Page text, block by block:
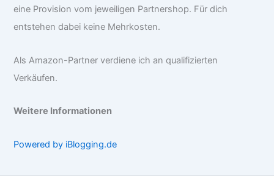
eine Provision vom jeweiligen Partnershop. Für dich
entstehen dabei keine Mehrkosten.
Als Amazon-Partner verdiene ich an qualifizierten
Verkäufen.
Weitere Informationen
Powered by iBlogging.de